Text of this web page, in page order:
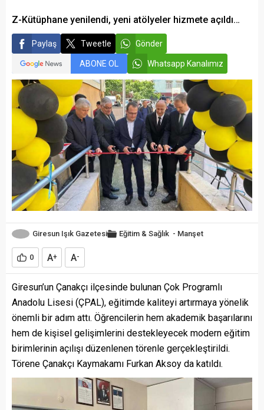
Z-Kütüphane yenilendi, yeni atölyeler hizmete açıldı…
Paylaş Tweetle Gönder
ABONE OL Whatsapp Kanalımız
Giresun Işık Gazetesi Eğitim & Sağlık - Manşet
0 A+ A-
Giresun’un Çanakçı ilçesinde bulunan Çok Programlı
Anadolu Lisesi (ÇPAL), eğitimde kaliteyi artırmaya yönelik
önemli bir adım attı. Öğrencilerin hem akademik başarılarını
hem de kişisel gelişimlerini destekleyecek modern eğitim
birimlerinin açılışı düzenlenen törenle gerçekleştirildi.
Törene Çanakçı Kaymakamı Furkan Aksoy da katıldı.